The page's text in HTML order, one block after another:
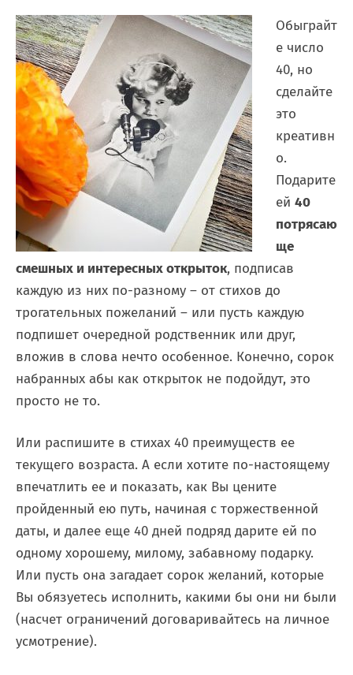
Обыграйт
е число
40, но
сделайте
это
креативн
о.
Подарите
ей 40
потрясаю
ще
смешных и интересных открыток, подписав
каждую из них по-разному – от стихов до
трогательных пожеланий – или пусть каждую
подпишет очередной родственник или друг,
вложив в слова нечто особенное. Конечно, сорок
набранных абы как открыток не подойдут, это
просто не то.
Или распишите в стихах 40 преимуществ ее
текущего возраста. А если хотите по-настоящему
впечатлить ее и показать, как Вы цените
пройденный ею путь, начиная с торжественной
даты, и далее еще 40 дней подряд дарите ей по
одному хорошему, милому, забавному подарку.
Или пусть она загадает сорок желаний, которые
Вы обязуетесь исполнить, какими бы они ни были
(насчет ограничений договаривайтесь на личное
усмотрение).